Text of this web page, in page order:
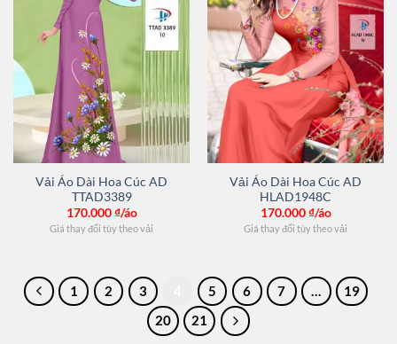
Vải Áo Dài Hoa Cúc AD
TTAD3389
170.000₫/áo
Giá thay đổi tùy theo vải
Vải Áo Dài Hoa Cúc AD
HLAD1948C
170.000₫/áo
Giá thay đổi tùy theo vải
1 2 3 5 6 7 …
19
20
21